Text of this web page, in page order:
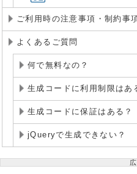
ご利用時の注意事項・制約事
よくあるご質問
何で無料なの？
生成コードに利用制限はあ
生成コードに保証はある？
jQueryで生成できない？